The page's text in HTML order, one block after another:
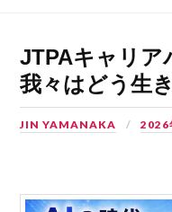
JTPAキャリア
我々はどう生
JIN YAMANAKA 2026